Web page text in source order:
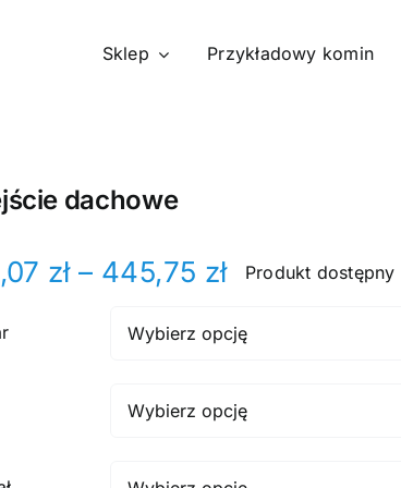
Sklep Przykładowy komin
dachowe
zł – 445,75 złZakres
od
do
Produkt